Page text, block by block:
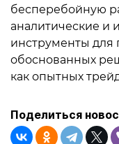
бесперебойную
аналитические и
инструменты для
обоснованных
как опытных
Поделиться